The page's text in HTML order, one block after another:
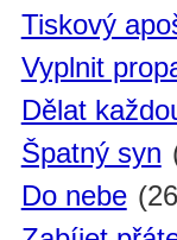
Tiskový
Vyplnit
Dělat
Špatný syn
Do nebe